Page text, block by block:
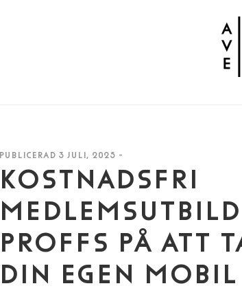
PUBLICERAD 3 JULI, 2025 -
KOSTNADSFRI
PROFFS PÅ ATT
DIN EGEN MOBIL